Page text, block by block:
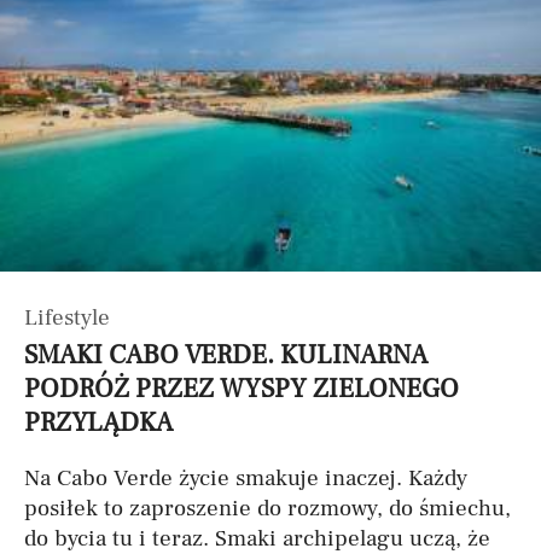
Lifestyle
SMAKI CABO VERDE. KULINARNA
PODRÓŻ PRZEZ WYSPY ZIELONEGO
PRZYLĄDKA
Na Cabo Verde życie smakuje inaczej. Każdy
posiłek to zaproszenie do rozmowy, do śmiechu,
do bycia tu i teraz. Smaki archipelagu uczą, że